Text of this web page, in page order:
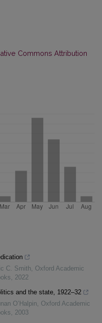
Commons Attribution
C. Smith, Oxford Academic
, 2022
and the state, 1922–32
O’Halpin, Oxford Academic
, 2003